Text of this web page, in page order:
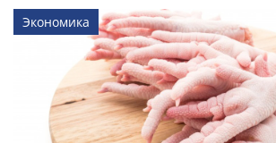
Экономика